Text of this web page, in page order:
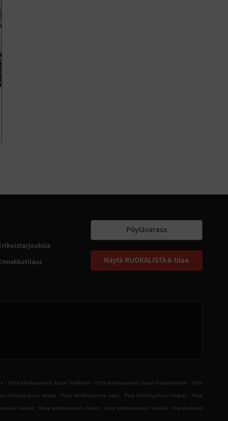
Pöytävaraus
Näytä RUOKALISTA & tilaa
. Pizza toimituspalvelu Espoo Vallikallio . Pizza toimituspalvelu Espoo Puustellinmäki . Pizza
toimituspalvelu Vantaa . Pizza toimituspalvelu Ingas . Pizza toimituspalvelu Högnäs . Pizza
Kalmari . Pizza toimituspalvelu Oitans . Pizza toimituspalvelu Helsinki . Hampurilaiset